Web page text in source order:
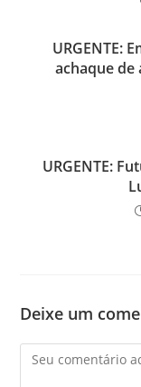
URGENTE:
achaque
URGENTE:
Deixe um
Comentário